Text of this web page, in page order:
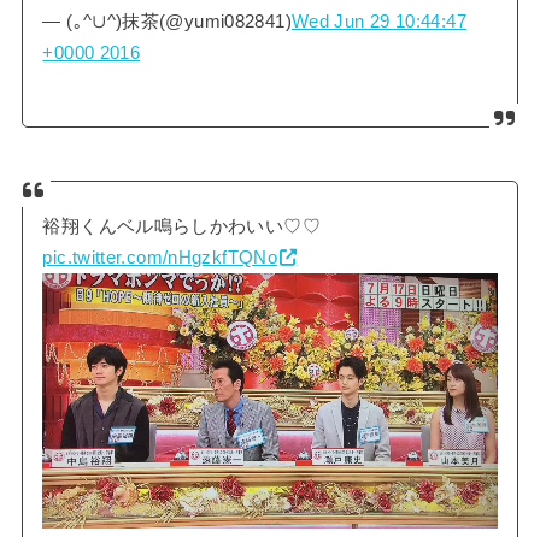
— (｡^∪^)抹茶(@yumi082841)Wed Jun 29 10:44:47
+0000 2016
裕翔くんベル鳴らしかわいい♡♡
pic.twitter.com/nHgzkfTQNo